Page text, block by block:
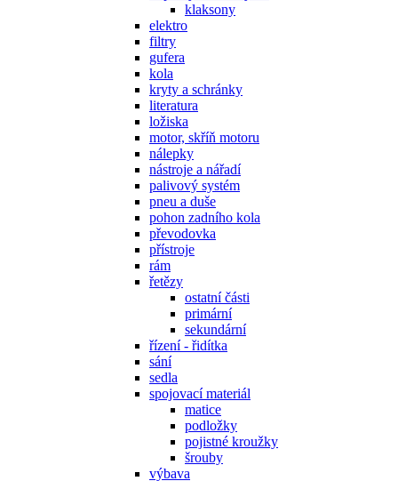
klaksony
elektro
filtry
gufera
kola
kryty a schránky
literatura
ložiska
motor, skříň motoru
nálepky
nástroje a nářadí
palivový systém
pneu a duše
pohon zadního kola
převodovka
přístroje
rám
řetězy
ostatní části
primární
sekundární
řízení - řidítka
sání
sedla
spojovací materiál
matice
podložky
pojistné kroužky
šrouby
výbava